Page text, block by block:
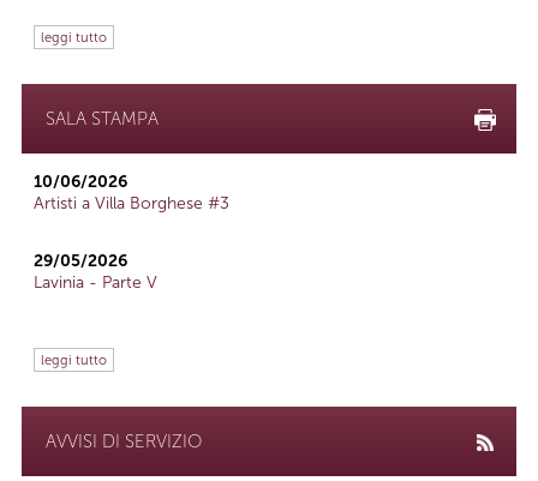
leggi tutto
SALA STAMPA
10/06/2026
Artisti a Villa Borghese #3
29/05/2026
Lavinia - Parte V
leggi tutto
AVVISI DI SERVIZIO